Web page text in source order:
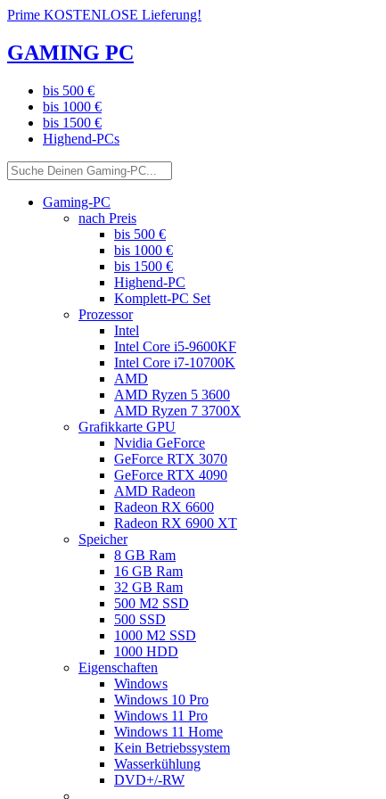
Prime KOSTENLOSE Lieferung!
GAMING PC
bis 500 €
bis 1000 €
bis 1500 €
Highend-PCs
Gaming-PC
nach Preis
bis 500 €
bis 1000 €
bis 1500 €
Highend-PC
Komplett-PC Set
Prozessor
Intel
Intel Core i5-9600KF
Intel Core i7-10700K
AMD
AMD Ryzen 5 3600
AMD Ryzen 7 3700X
Grafikkarte GPU
Nvidia GeForce
GeForce RTX 3070
GeForce RTX 4090
AMD Radeon
Radeon RX 6600
Radeon RX 6900 XT
Speicher
8 GB Ram
16 GB Ram
32 GB Ram
500 M2 SSD
500 SSD
1000 M2 SSD
1000 HDD
Eigenschaften
Windows
Windows 10 Pro
Windows 11 Pro
Windows 11 Home
Kein Betriebssystem
Wasserkühlung
DVD+/-RW